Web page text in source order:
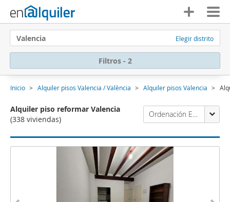
Valencia Elegir distrito
Filtros - 2
Inicio Alquiler pisos Valencia / València Alquiler pisos Valencia
Alquiler piso reformar Valencia
(338 viviendas)
Ordenación Enalquiler